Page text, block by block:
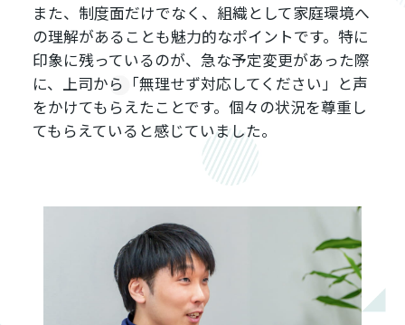
また、制度面だけでなく、組織として家庭環境へ
の理解があることも魅力的なポイントです。特に
印象に残っているのが、急な予定変更があった際
に、上司から「無理せず対応してください」と声
をかけてもらえたことです。個々の状況を尊重し
てもらえていると感じていました。